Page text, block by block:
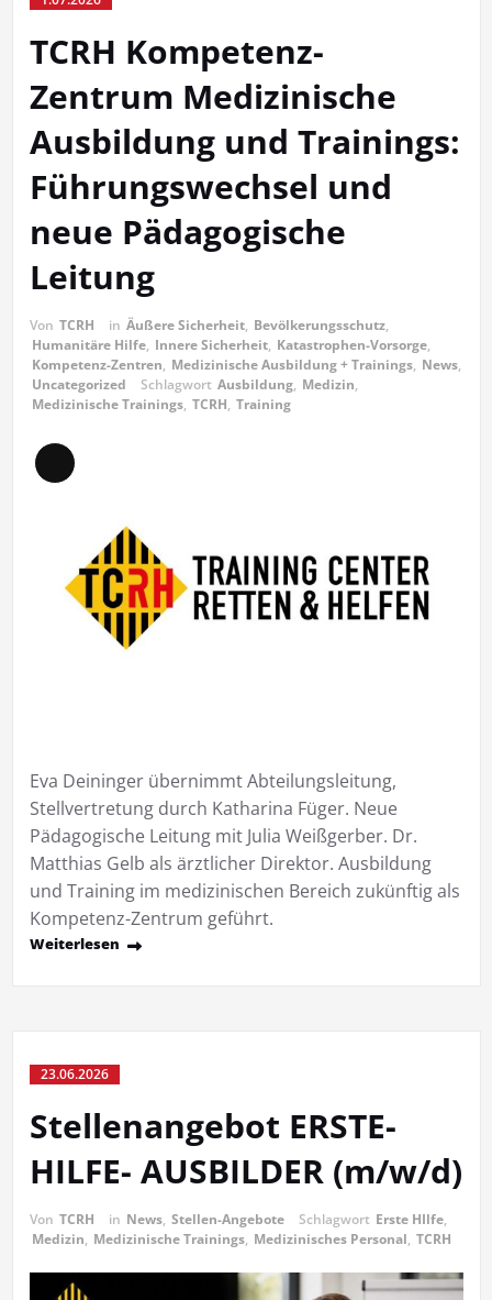
TCRH Kompetenz-
Zentrum Medizinische
Ausbildung und Trainings:
Führungswechsel und
neue Pädagogische
Leitung
Von TCRH in Äußere Sicherheit, Bevölkerungsschutz,
Humanitäre Hilfe, Innere Sicherheit, Katastrophen-Vorsorge,
Kompetenz-Zentren, Medizinische Ausbildung + Trainings, News,
Uncategorized
Schlagwort Ausbildung, Medizin,
Medizinische Trainings, TCRH, Training
Lange
Eva Deininger übernimmt Abteilungsleitung,
Stellvertretung durch Katharina Füger. Neue
Pädagogische Leitung mit Julia Weißgerber. Dr.
Matthias Gelb als ärztlicher Direktor. Ausbildung
und Training im medizinischen Bereich zukünftig als
Kompetenz-Zentrum geführt.
Weiterlesen
23.06.2026
Stellenangebot ERSTE-
HILFE- AUSBILDER (m/w/d)
Von TCRH in News, Stellen-Angebote Schlagwort Erste HIlfe,
Medizin, Medizinische Trainings, Medizinisches Personal, TCRH